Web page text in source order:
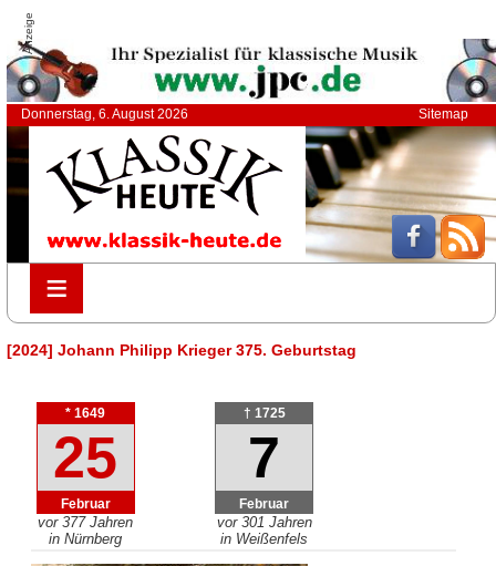
Anzeige
Donnerstag, 6. August 2026 Sitemap
≡
≡
[2024] Johann Philipp Krieger 375. Geburtstag
* 1649
25
Februar
vor 377 Jahren
in Nürnberg
† 1725
7
Februar
vor 301 Jahren
in Weißenfels